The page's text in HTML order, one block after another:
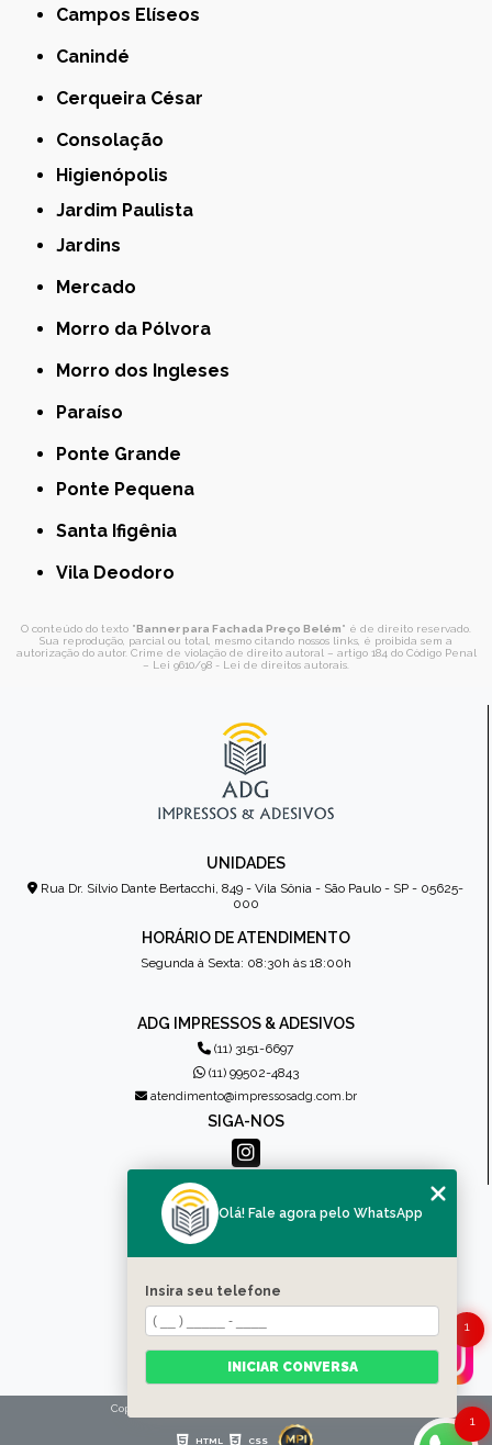
Campos Elíseos
Canindé
Cerqueira César
Consolação
Higienópolis
Jardim Paulista
Jardins
Mercado
Morro da Pólvora
Morro dos Ingleses
Paraíso
Ponte Grande
Ponte Pequena
Santa Ifigênia
Vila Deodoro
O conteúdo do texto "Banner para Fachada Preço Belém" é de direito reservado.
Sua reprodução, parcial ou total, mesmo citando nossos links, é proibida sem a
autorização do autor. Crime de violação de direito autoral – artigo 184 do Código Penal
– Lei 9610/98 - Lei de direitos autorais
UNIDADES
Rua Dr. Sílvio Dante Bertacchi, 849 - Vila Sônia - São Paulo - SP - 05625-
000
HORÁRIO DE ATENDIMENTO
Segunda à Sexta: 08:30h às 18:00h
ADG IMPRESSOS & ADESIVOS
(11) 3151-6697
(11) 99502-4843
atendimento@impressosadg.com.br
SIGA-NOS
MENU
QUEM SOMOS
PRODUTOS
CONTATO
CATEGORIAS
MAPA DO SITE
Copyright © Impressos ADG. (Lei 9610 de 19/02/1998)
HTML CSS
1
1
Olá! Fale agora pelo WhatsApp
Insira seu telefone
INICIAR CONVERSA